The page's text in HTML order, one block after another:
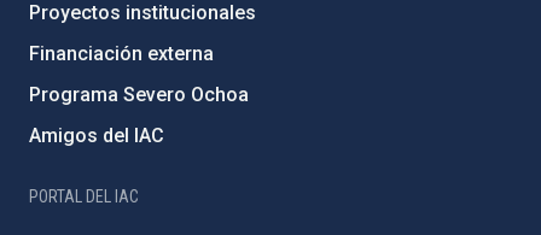
Proyectos institucionales
Financiación externa
Programa Severo Ochoa
Amigos del IAC
PORTAL DEL IAC